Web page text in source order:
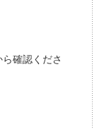
確認くださ